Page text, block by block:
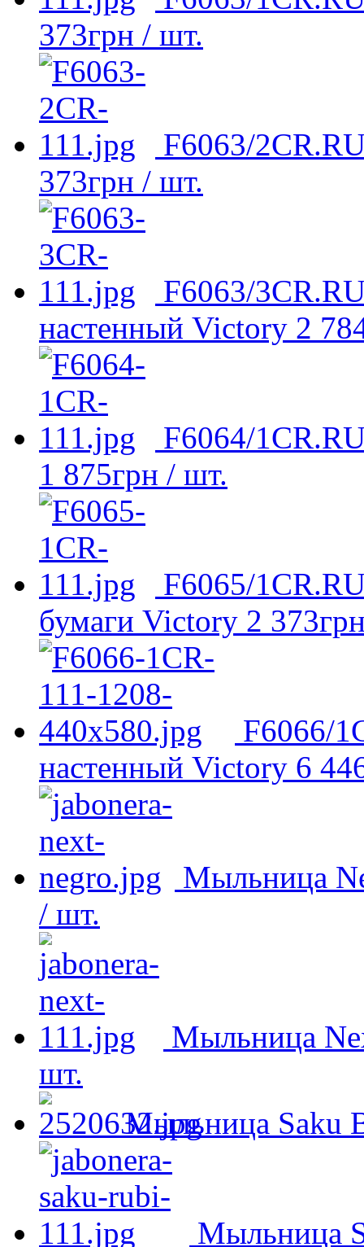
373грн / шт.
F6063/
373грн / шт.
F6063/
настенный Victory 2
F6064/
1 875грн / шт.
F6065/
бумаги Victory 2 373
F6066/
настенный Victory 6
Мыльница
/ шт.
Мыльница
шт.
Мыльница Saku
Мыльница